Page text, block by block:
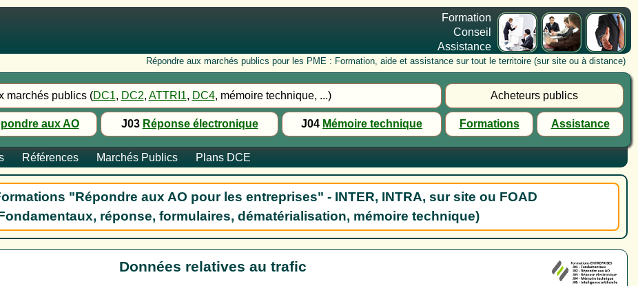
Formation
Conseil
Assistance
Répondre aux marchés publics pour les PME : Formation, aide et assistance sur tout le territoire (sur site ou à distance)
marchés publics (DC1, DC2, ATTRI1, DC4, mémoire technique, ...) Acheteurs publics
aux AO J03 Réponse électronique J04 Mémoire technique Formations Assistance
Références Marchés Publics Plans DCE
"Répondre aux AO pour les entreprises" - INTER, INTRA, sur site ou FOAD
réponse, formulaires, dématérialisation, mémoire technique)
Données relatives au trafic